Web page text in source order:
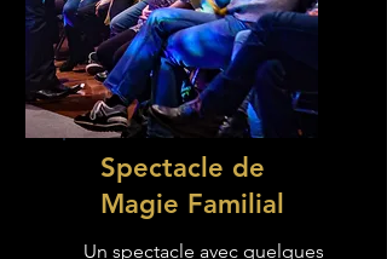
Spectacle de
Magie Familial
Un spectacle avec quelques